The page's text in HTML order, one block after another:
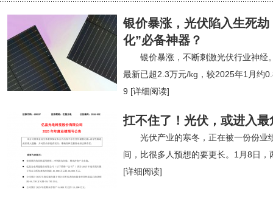
银价暴涨，光伏陷入生死劫
化”必备神器？
银价暴涨，不断刺激光伏行业神经
最新已超2.3万元/kg，较2025年1月约
9 [详细阅读]
扛不住了！光伏，或进入最
光伏产业的寒冬，正在被一份份业
间，比很多人预想的要更长。1月8日
[详细阅读]